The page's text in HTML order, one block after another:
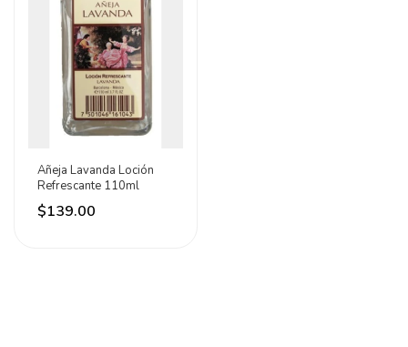
Añeja Lavanda Loción
Refrescante 110ml
$139.00